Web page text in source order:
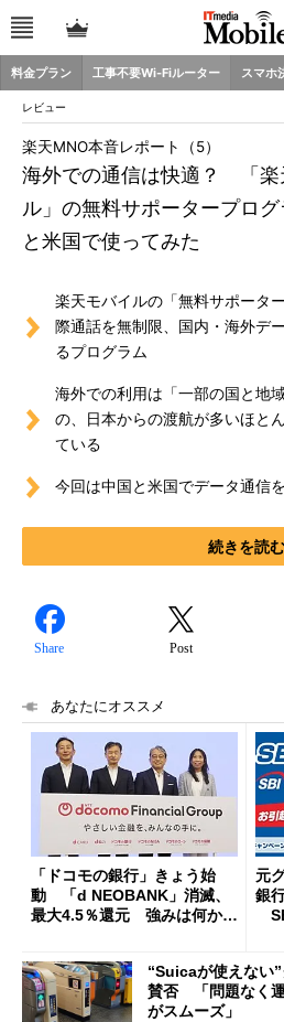
料金プラン 工事不要Wi-Fiルーター スマホ
レビュー
海外での通信は快適？ 「楽
ル」の無料サポータープログ
と米国で使ってみた
楽天MNO本音レポート（5）
楽天モバイルの「無料サポータ
際通話を無制限、国内・海外デ
るプログラム
海外での利用は「一部の国と地
の、日本からの渡航が多いほと
ている
今回は中国と米国でデータ通信
続きを読む
Share Post
あなたにオススメ
「ドコモの銀行」きょう始
動 「d NEOBANK」消滅、
最大4.5％還元 強みは何か解
元
銀
開
“Suicaが使えない
賛否 「問題なく
がスムーズ」